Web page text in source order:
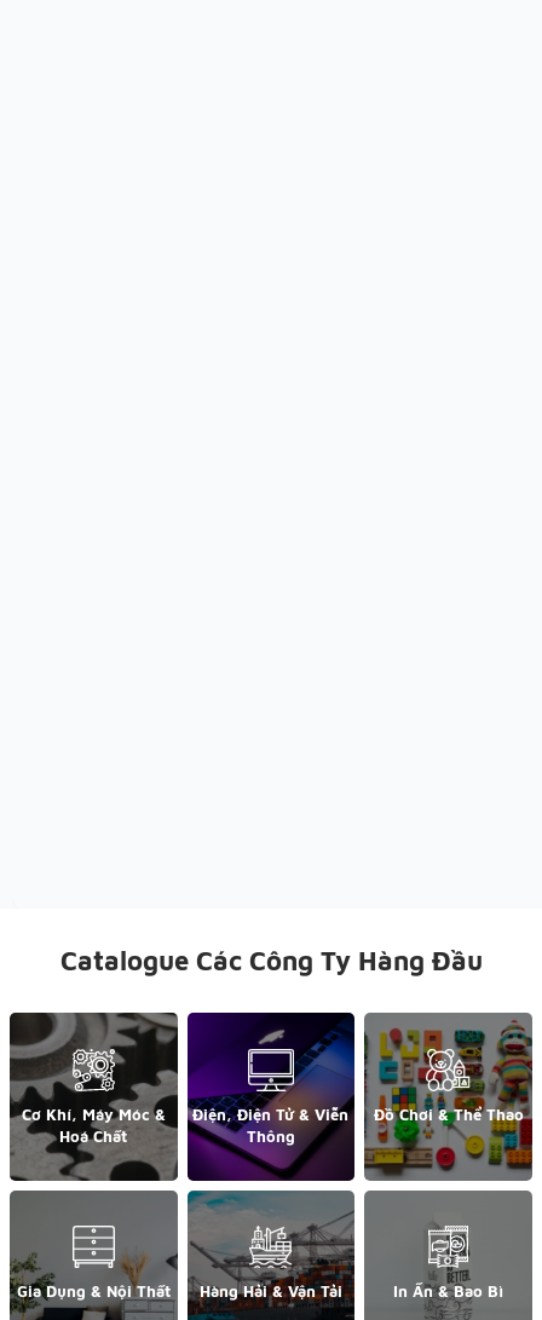
Catalogue Các Công Ty Hàng Đầu
Cơ Khí, Máy Móc &
Hoá Chất
Điện, Điện Tử & Viễn
Thông
Đồ Chơi & Thể Thao
Gia Dụng & Nội Thất Hàng Hải & Vận Tải In Ấn & Bao Bì